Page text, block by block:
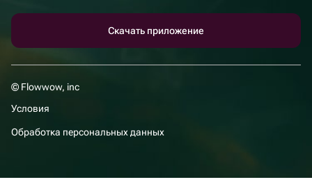
Скачать приложение
© Flowwow, inc
Условия
Обработка персональных данных